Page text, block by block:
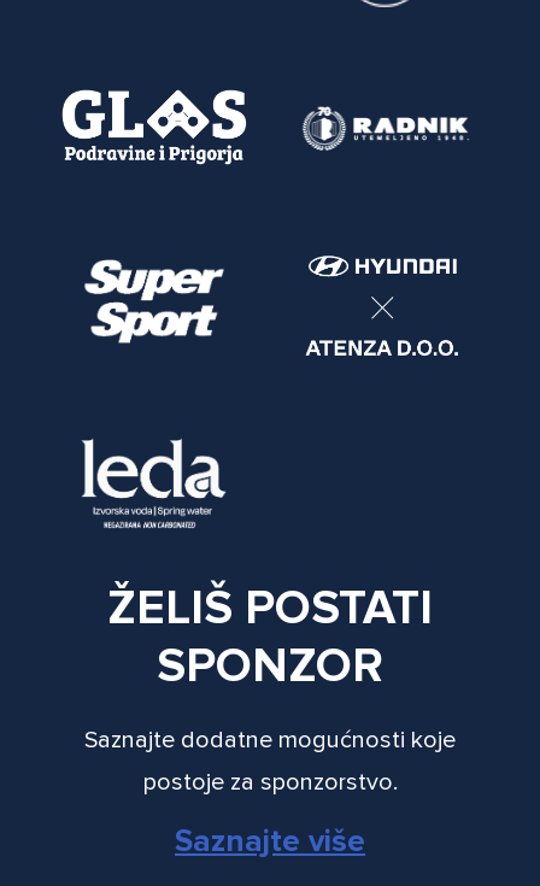
ŽELIŠ POSTATI
SPONZOR
Saznajte dodatne mogućnosti koje
postoje za sponzorstvo.
Saznajte više